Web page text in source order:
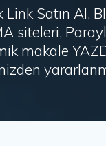
Satın Al,
siteleri,
makale